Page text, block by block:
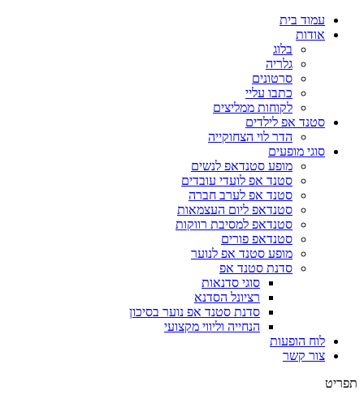
עמוד בית
אודות
בלוג
גלריה
סרטונים
כתבו עליי
לקוחות ממליצים
סטנד אפ לילדים
הדר לוי הצחוקייה
סוגי מופעים
מופע סטנדאפ לנשים
סטנד אפ לועדי עובדים
סטנד אפ לערב חברה
סטנדאפ ליום העצמאות
סטנדאפ למסיבת רווקות
סטנדאפ פורים
מופע סטנד אפ לנוער
סדנת סטנד אפ
סוגי סדנאות
רציונל הסדנא
סדנת סטנד אפ נוער בסיכון
הנחייה וליווי מקצועי
לוח הופעות
צור קשר
תפריט